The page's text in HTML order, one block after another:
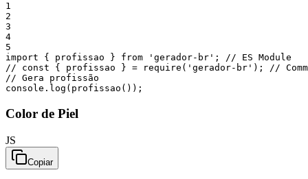
1
2
3
4
5
import
{ profissao } from 'gerador-br' ;
// ES Module
// const { profissao } = require('gerador-br'); //
// Gera profissão
console . log ( profissao ( ) ) ;
Color de Piel
JS
Copiar